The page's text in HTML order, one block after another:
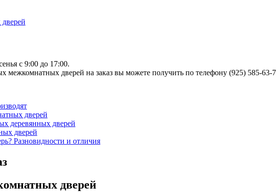
с 9:00 до 17:00.
межкомнатных дверей на заказ вы можете получить по телефону (925) 585-63-
дверей
деревянных дверей
дверей
Разновидности и отличия
дверей